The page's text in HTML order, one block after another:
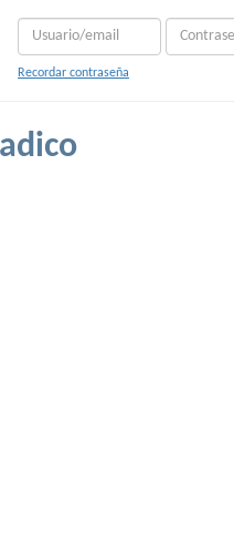
Recordar contraseña